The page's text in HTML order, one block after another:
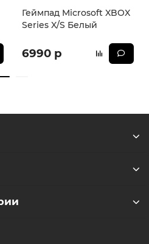
Геймпад Microsoft XBOX
Series X/S Белый
6990 р